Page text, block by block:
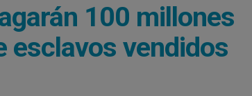
100 millones
esclavos vendidos